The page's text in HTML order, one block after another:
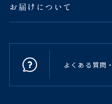
お届けについて
よくある質問